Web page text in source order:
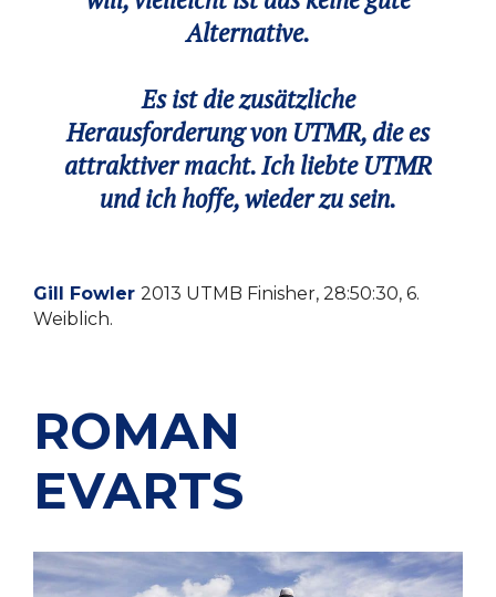
Alternative.
Es ist die zusätzliche
Herausforderung von UTMR, die es
attraktiver macht. Ich liebte UTMR
und ich hoffe, wieder zu sein.
Gill Fowler 2013 UTMB Finisher, 28:50:30, 6.
Weiblich.
ROMAN
EVARTS